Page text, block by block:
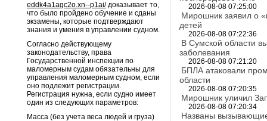
eddk4a1agc2o.xn--p1ai/доказывает то,
что было пройдено обучение и сданы
экзамены, которые подтверждают
знания и умения в управлении судном.
Согласно действующему
законодательству, права
Государственной инспекции по
маломерным судам обязательны для
управления маломерным судном, если
оно подлежит регистрации.
Регистрация нужна, если судно имеет
один из следующих параметров:
Масса (без учета веса людей и груза)
2026-08-08 07:25:00
Мирошник заявил о
детей
2026-08-08 07:22:36
В Сумской области
заболевания
2026-08-08 07:21:20
БПЛА атаковали
области
2026-08-08 07:20:35
Мирошник уличил
2026-08-08 07:20:34
Названы